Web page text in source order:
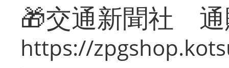
🎁交通新聞社
https://